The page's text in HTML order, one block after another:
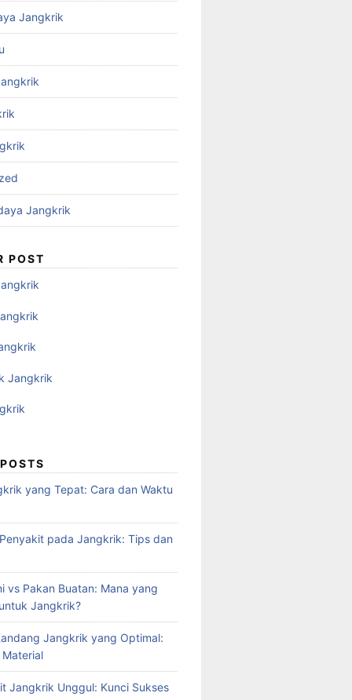
Jangkrik
Jangkrik
POST
Jangkrik
yang Tepat: Cara dan Waktu
pada Jangkrik: Tips dan
vs Pakan Buatan: Mana yang
Jangkrik?
Jangkrik yang Optimal:
Jangkrik Unggul: Kunci Sukses